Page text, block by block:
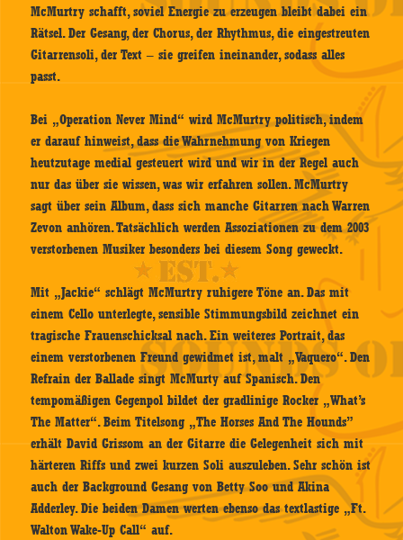
McMurtry schafft, soviel Energie zu erzeugen bleibt dabei ein
Rätsel. Der Gesang, der Chorus, der Rhythmus, die eingestreuten
Gitarrensoli, der Text – sie greifen ineinander, sodass alles
passt.
Bei „Operation Never Mind“ wird McMurtry politisch, indem
er darauf hinweist, dass die Wahrnehmung von Kriegen
heutzutage medial gesteuert wird und wir in der Regel auch
nur das über sie wissen, was wir erfahren sollen. McMurtry
sagt über sein Album, dass sich manche Gitarren nach Warren
Zevon anhören. Tatsächlich werden Assoziationen zu dem 2003
verstorbenen Musiker besonders bei diesem Song geweckt.
Mit „Jackie“ schlägt McMurtry ruhigere Töne an. Das mit
einem Cello unterlegte, sensible Stimmungsbild zeichnet ein
tragische Frauenschicksal nach. Ein weiteres Portrait, das
einem verstorbenen Freund gewidmet ist, malt „Vaquero“. Den
Refrain der Ballade singt McMurty auf Spanisch. Den
tempomäßigen Gegenpol bildet der gradlinige Rocker „What’s
The Matter“. Beim Titelsong „The Horses And The Hounds”
erhält David Grissom an der Gitarre die Gelegenheit sich mit
härteren Riffs und zwei kurzen Soli auszuleben. Sehr schön ist
auch der Background Gesang von Betty Soo und Akina
Adderley. Die beiden Damen werten ebenso das textlastige „Ft.
Walton Wake-Up Call“ auf.